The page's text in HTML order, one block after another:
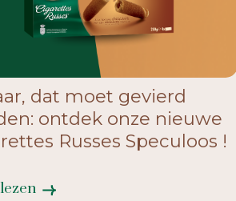
dat moet gevierd
ontdek onze nieuwe
Russes Speculoos !